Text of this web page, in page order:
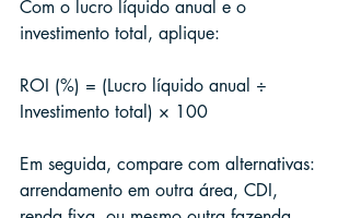
Com o lucro líquido anual e o
investimento total, aplique:
ROI (%) = (Lucro líquido anual ÷
Investimento total) × 100
Em seguida, compare com alternativas:
arrendamento em outra área, CDI,